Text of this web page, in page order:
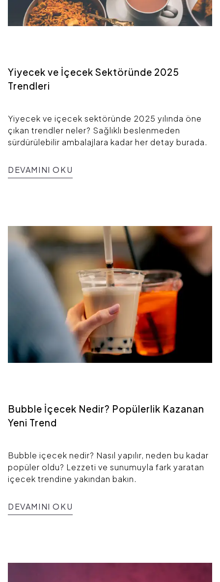
Yiyecek ve İçecek Sektöründe 2025
Trendleri
Yiyecek ve içecek sektöründe 2025 yılında öne
çıkan trendler neler? Sağlıklı beslenmeden
sürdürülebilir ambalajlara kadar her detay burada.
DEVAMINI OKU
Bubble İçecek Nedir? Popülerlik Kazanan
Yeni Trend
Bubble içecek nedir? Nasıl yapılır, neden bu kadar
popüler oldu? Lezzeti ve sunumuyla fark yaratan
içecek trendine yakından bakın.
DEVAMINI OKU